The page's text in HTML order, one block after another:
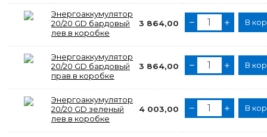
Энергоаккумулятор
20/20 GD бардовый
лев.в коробке
3 864,00 В
Энергоаккумулятор
20/20 GD бардовый
прав.в коробке
3 864,00 В
Энергоаккумулятор
20/20 GD зеленый
лев.в коробке
4 003,00 В